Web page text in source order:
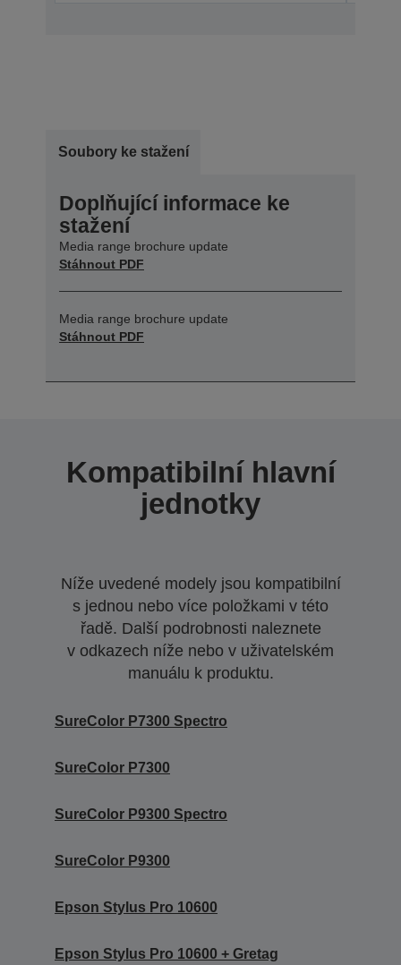
Soubory ke stažení
Doplňující informace ke
stažení
Media range brochure update
Stáhnout PDF
Media range brochure update
Stáhnout PDF
Kompatibilní hlavní
jednotky
Níže uvedené modely jsou kompatibilní
s jednou nebo více položkami v této
řadě. Další podrobnosti naleznete
v odkazech níže nebo v uživatelském
manuálu k produktu.
SureColor P7300 Spectro
SureColor P7300
SureColor P9300 Spectro
SureColor P9300
Epson Stylus Pro 10600
Epson Stylus Pro 10600 + Gretag